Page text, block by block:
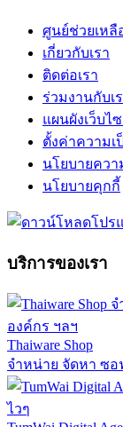
ศูนย์ช่วยเหลื
เกี่ยวกับเรา
ติดต่อเรา
ร่วมงานกับเ
แผนผังเว็บไ
ตั้งค่าความเ
นโยบายควา
นโยบายคุกกี้
บริการของเรา
Thaiware Shop
จำหน่าย จัดหา ซ